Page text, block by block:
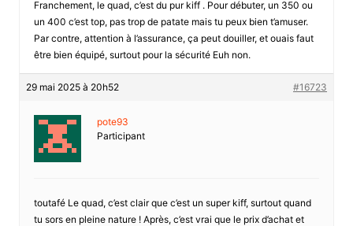
Franchement, le quad, c’est du pur kiff . Pour débuter, un 350 ou
un 400 c’est top, pas trop de patate mais tu peux bien t’amuser.
Par contre, attention à l’assurance, ça peut douiller, et ouais faut
être bien équipé, surtout pour la sécurité Euh non.
29 mai 2025 à 20h52 #16723
pote93
Participant
toutafé Le quad, c’est clair que c’est un super kiff, surtout quand
tu sors en pleine nature ! Après, c’est vrai que le prix d’achat et